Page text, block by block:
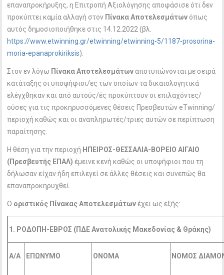
επαναπροκήρυξης, η Επιτροπή Αξιολόγησης αποφάσισε ότι δεν
προκύπτει καμία αλλαγή στον Πίνακα Αποτελεσμάτων όπως
αυτός δημοσιοποιήθηκε στις 14.12.2022 (βλ.
https://www.etwinning.gr/etwinning/etwinning-5/1187-prosorina-
moria-epanaprokiriksis).
Στον εν λόγω Πίνακα Αποτελεσμάτων αποτυπώνονται με σειρά
κατάταξης οι υποψήφιοι/ες των οποίων τα δικαιολογητικά
ελέγχθηκαν και από αυτούς/ές προκύπτουν οι επιλαχόντες/
ούσες για τις προκηρυσσόμενες θέσεις Πρεσβευτών eTwinning/
περιοχή καθώς και οι αναπληρωτές/τριες αυτών σε περίπτωση
παραίτησης.
Η θέση για την περιοχή ΗΠΕΙΡΟΣ-ΘΕΣΣΑΛΙΑ-ΒΟΡΕΙΟ ΑΙΓΑΙΟ
(Πρεσβευτής ΕΠΑΛ) έμεινε κενή καθώς οι υποψήφιοι που τη
δήλωσαν είχαν ήδη επιλεγεί σε άλλες θέσεις και συνεπώς θα
επαναπροκηρυχθεί.
Ο οριστικός Πίνακας Αποτελεσμάτων έχει ως εξής:
1. ΡΟΔΟΠΗ-ΕΒΡΟΣ (ΠΔΕ Ανατολικής Μακεδονίας & Θράκης)
Α/Α ΕΠΩΝΥΜΟ ΟΝΟΜΑ ΝΟΜΟΣ